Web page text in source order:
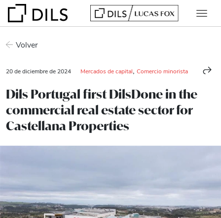
Volver
20 de diciembre de 2024 Mercados de capital Comercio minorista
Dils Portugal first DilsDone in the
commercial real estate sector for
Castellana Properties